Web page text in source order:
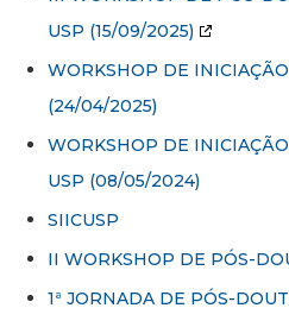
USP (15/09/2025)
WORKSHOP DE
(24/04/2025)
WORKSHOP DE
USP (08/05/2024)
SIICUSP
II WORKSHOP DE PÓS-
1ª JORNADA DE PÓS-